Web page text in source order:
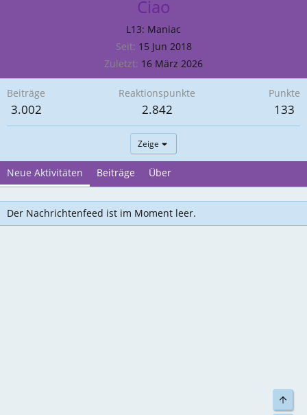
Ciao
L13: Maniac
Seit 15 Jun 2018
Zuletzt 16 März 2026
Beiträge
3.002
Reaktionspunkte
2.842
Punkte
133
Zeige
Neue Aktivitäten Beiträge Über
Der Nachrichtenfeed ist im Moment leer.